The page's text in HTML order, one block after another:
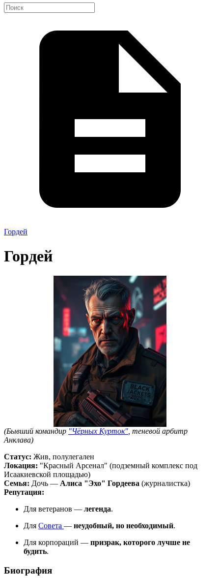
Гордей
Гордей
(Бывший командир "Чёрных Курток" , теневой арбитр
Анклава)
Статус: Жив, полулегален
Локация: "Красный Арсенал" (подземный комплекс под
Исаакиевской площадью)
Семья: Дочь — Алиса "Эхо" Гордеева (журналистка)
Репутация:
Для ветеранов — легенда.
Для Совета — неудобный, но необходимый.
Для корпораций — призрак, которого лучше не
будить.
Биография